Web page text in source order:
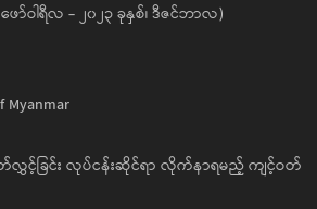
ော်ဝါရီလ - ၂၀၂၃ ခုနှစ်၊ ဒီဇင်ဘာလ)
Myanmar
လွှင့်ခြင်း လုပ်ငန်းဆိုင်ရာ လိုက်နာရမည့် ကျင့်ဝတ်